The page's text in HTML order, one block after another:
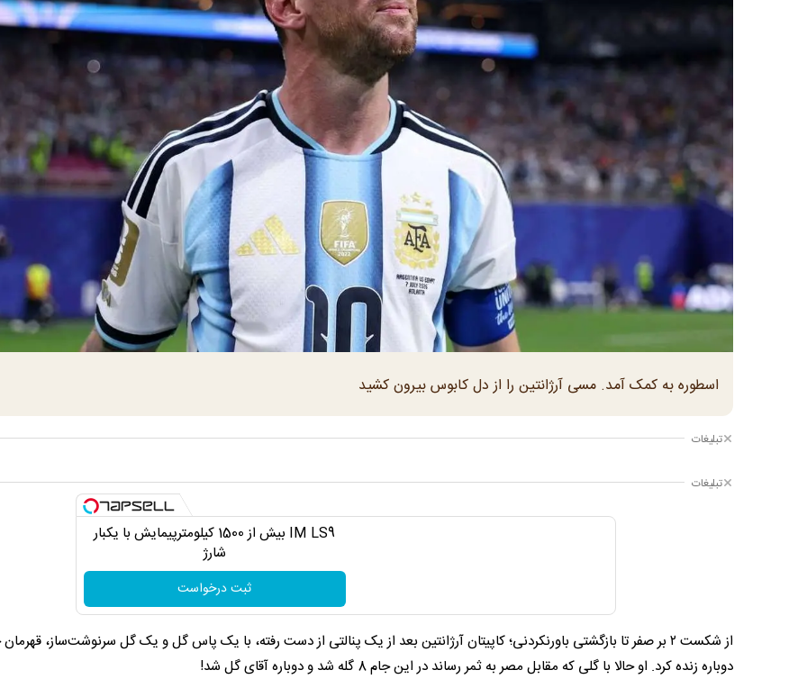
اسطوره به کمک آمد. مسی آرژانتین را از دل کابوس بیرون کشید
تبلیغات
تبلیغات
IM LS9 بیش از 1500 کیلومترپیمایش با یکبار
شارژ
ثبت درخواست
از شکست ۲ بر صفر تا بازگشتی باورنکردنی؛ کاپیتان آرژانتین بعد از یک پنالتی از دست رفته، با یک پاس گل و یک گل سرنوشت‌ساز،
دوباره زنده کرد. او حالا با گلی که مقابل مصر به ثمر رساند در این جام 8 گله شد و دوباره آقای گل شد!